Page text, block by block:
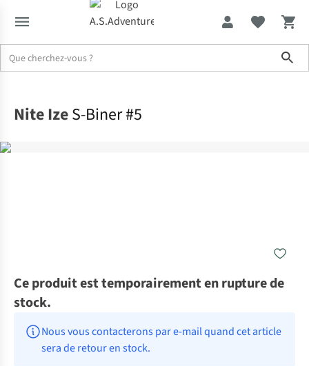
Nite IzeS-Biner #5
Ce produit est temporairement en rupture de
stock.
Nous vous contacterons par e-mail quand cet article
sera de retour en stock.